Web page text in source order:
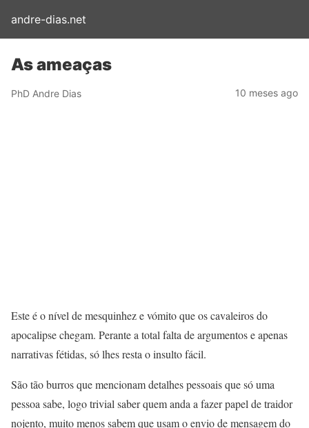
andre-dias.net
As ameaças
PhD Andre Dias 10 meses ago
Este é o nível de mesquinhez e vómito que os cavaleiros do
apocalipse chegam. Perante a total falta de argumentos e apenas
narrativas fétidas, só lhes resta o insulto fácil.
São tão burros que mencionam detalhes pessoais que só uma
pessoa sabe, logo trivial saber quem anda a fazer papel de traidor
nojento, muito menos sabem que usam o envio de mensagem do